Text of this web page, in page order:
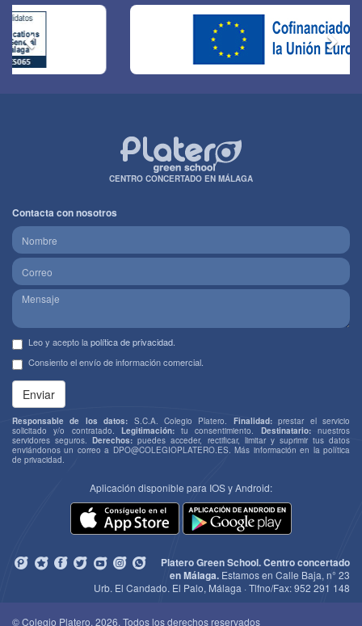
CENTRO CONCERTADO EN MÁLAGA
Contacta con nosotros
Leo y acepto lapolítica de privacidad
Consiento el envío de información comercial.
Enviar
Responsable de los datos: S.C.A. Colegio Platero. Finalidad:prestar el servicio
solicitado y/o contratado. Legitimación:tu consentimiento. Destinatario:nuestros
servidores seguros.Derechos: puedes acceder, rectificar, limitar y suprimir tus datos
enviándonos un correo a DPO@COLEGIOPLATERO.ES. Más información en lapolítica
de privacidad.
Aplicación disponible para IOS y Android:
Platero Green School. Centro concertado
en Málaga. Estamos en Calle Baja, n° 23
Urb. El Candado. El Palo, Málaga · Tlfno/Fax:952 291 148
© Colegio Platero, 2026. Todos los derechos reservados